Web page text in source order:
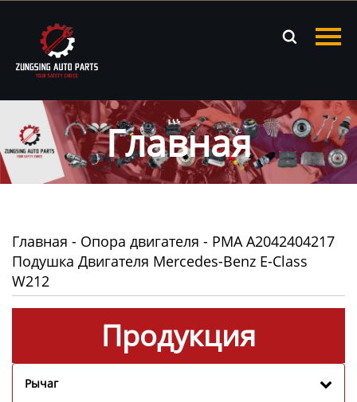

Главная
Продукция
Новости
О нас
Контакты
Главная
Главная - Опора двигателя - PMA A2042404217
Подушка Двигателя Mercedes-Benz E-Class
W212
Продукция
Рычаг